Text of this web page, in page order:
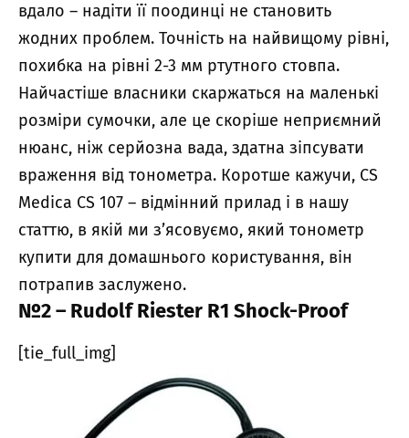
вдало – надіти її поодинці не становить
жодних проблем. Точність на найвищому рівні,
похибка на рівні 2-3 мм ртутного стовпа.
Найчастіше власники скаржаться на маленькі
розміри сумочки, але це скоріше неприємний
нюанс, ніж серйозна вада, здатна зіпсувати
враження від тонометра. Коротше кажучи, CS
Medica CS 107 – відмінний прилад і в нашу
статтю, в якій ми з’ясовуємо, який тонометр
купити для домашнього користування, він
потрапив заслужено.
№2 – Rudolf Riester R1 Shock-Proof
[tie_full_img]